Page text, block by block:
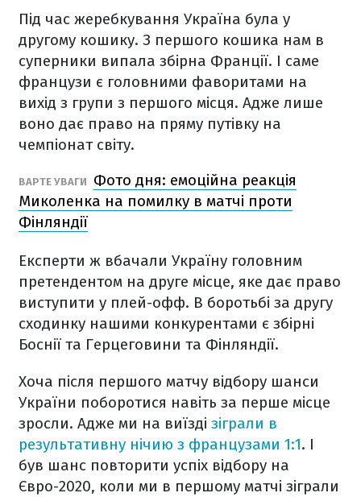
Під час жеребкування Україна була у
другому кошику. З першого кошика нам в
суперники випала збірна Франції. І саме
французи є головними фаворитами на
вихід з групи з першого місця. Адже лише
воно дає право на пряму путівку на
чемпіонат світу.
ВАРТЕ УВАГИ
Фото дня: емоційна реакція
Миколенка на помилку в матчі проти
Фінляндії
Експерти ж вбачали Україну головним
претендентом на друге місце, яке дає право
виступити у плей-офф. В боротьбі за другу
сходинку нашими конкурентами є збірні
Боснії та Герцеговини та Фінляндії.
Хоча після першого матчу відбору шанси
України поборотися навіть за перше місце
зросли. Адже ми на виїзді зіграли в
результативну нічию з французами 1:1. І
був шанс повторити успіх відбору на
Євро-2020, коли ми в першому матчі зіграли